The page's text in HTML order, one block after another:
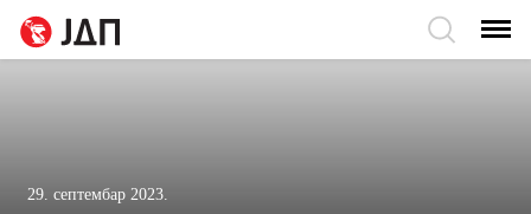
29. септембар 2023.